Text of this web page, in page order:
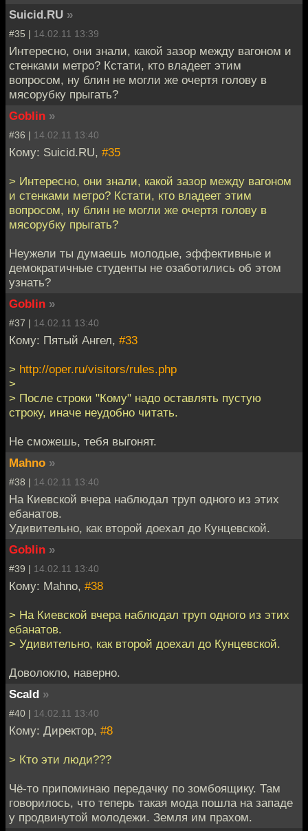
Suicid.RU »
#35 | 14.02.11 13:39
Интересно, они знали, какой зазор между вагоном и
стенками метро? Кстати, кто владеет этим
вопросом, ну блин не могли же очертя голову в
мясорубку прыгать?
Goblin »
#36 | 14.02.11 13:40
Кому: Suicid.RU, #35
> Интересно, они знали, какой зазор между вагоном
и стенками метро? Кстати, кто владеет этим
вопросом, ну блин не могли же очертя голову в
мясорубку прыгать?
Неужели ты думаешь молодые, эффективные и
демократичные студенты не озаботились об этом
узнать?
Goblin »
#37 | 14.02.11 13:40
Кому: Пятый Ангел, #33
> http://oper.ru/visitors/rules.php
>
> После строки "Кому" надо оставлять пустую
строку, иначе неудобно читать.
Не сможешь, тебя выгонят.
Mahno »
#38 | 14.02.11 13:40
На Киевской вчера наблюдал труп одного из этих
ебанатов.
Удивительно, как второй доехал до Кунцевской.
Goblin »
#39 | 14.02.11 13:40
Кому: Mahno, #38
> На Киевской вчера наблюдал труп одного из этих
ебанатов.
> Удивительно, как второй доехал до Кунцевской.
Доволокло, наверно.
Scald »
#40 | 14.02.11 13:40
Кому: Директор, #8
> Кто эти люди???
Чё-то припоминаю передачку по зомбоящику. Там
говорилось, что теперь такая мода пошла на западе
у продвинутой молодежи. Земля им прахом.